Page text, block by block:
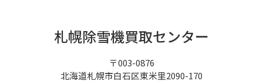
札幌除雪機買取センター
〒003-0876
北海道札幌市白石区東米里2090-170